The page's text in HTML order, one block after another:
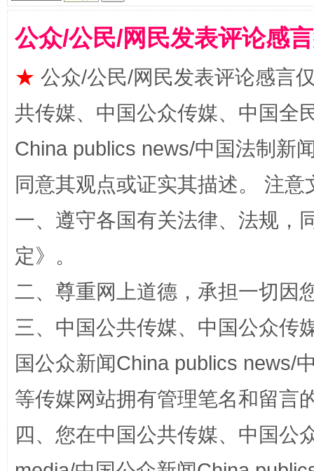
揭批美国五大"原罪" "炒
解纷+调解+退费，一次搞定
站台名比不上好声名
公众/公民/网民发表评论感
★ 公众/公民/网民发表评论感言
共传媒、中国公众传媒、中国全
China publics news/中国法制新
同意其观点或证实其描述。 注
一、遵守各国有关法律、法规，
定》。
二、尊重网上道德，承担一切因
三、中国公共传媒、中国公众传
国公众新闻China publics news/
等传媒网站拥有管理笔名和留言
四、您在中国公共传媒、中国公